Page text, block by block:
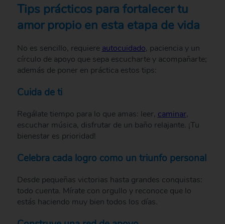
Tips prácticos para fortalecer tu
amor propio en esta etapa de vida
No es sencillo, requiereautocuidado, paciencia y un
círculo de apoyo que sepa escucharte y acompañarte;
además de poner en práctica estos tips:
Cuida de ti
Regálate tiempo para lo que amas: leer, caminar,
escuchar música, disfrutar de un baño relajante. ¡Tu
bienestar es prioridad!
Celebra cada logro como un triunfo personal
Desde pequeñas victorias hasta grandes conquistas:
todo cuenta. Mírate con orgullo y reconoce que lo
estás haciendo muy bien todos los días.